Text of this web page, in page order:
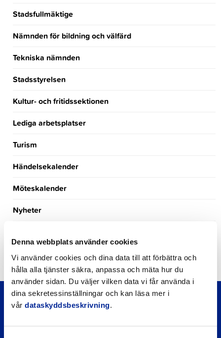
Denna webbplats använder cookies
Vi använder cookies och dina data till att förbättra och
hålla alla tjänster säkra, anpassa och mäta hur du
använder sidan. Du väljer vilken data vi får använda i
dina sekretessinställningar och kan läsa mer i
vår dataskyddsbeskrivning
Stadsfullmäktige
Nämnden för bildning och välfärd
Tekniska nämnden
Stadsstyrelsen
Kultur- och fritidssektionen
Lediga arbetsplatser
Turism
Händelsekalender
Möteskalender
Nyheter
Okategoriserade